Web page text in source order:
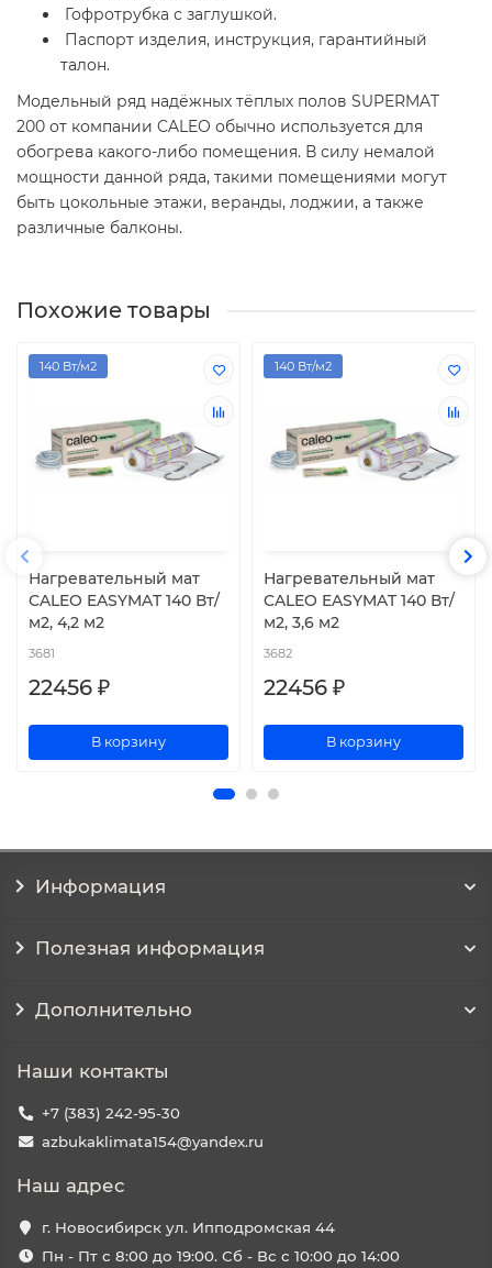
Гофротрубка с заглушкой.
Паспорт изделия, инструкция, гарантийный
талон.
Модельный ряд надёжных тёплых полов SUPERMAT
200 от компании CALEO обычно используется для
обогрева какого-либо помещения. В силу немалой
мощности данной ряда, такими помещениями могут
быть цокольные этажи, веранды, лоджии, а также
различные балконы.
Похожие товары
140 Вт/м2
Нагревательный мат
CALEO EASYMAT 140 Вт/
м2, 4,2 м2
3681
22456 ₽
В корзину
140 Вт/м2
Нагревательный мат
CALEO EASYMAT 140 Вт/
м2, 3,6 м2
3682
22456 ₽
В корзину
Информация
Полезная информация
Дополнительно
Наши контакты
+7 (383) 242-95-30
azbukaklimata154@yandex.ru
Наш адрес
г. Новосибирск ул. Ипподромская 44
Пн - Пт с 8:00 до 19:00. Сб - Вс с 10:00 до 14:00